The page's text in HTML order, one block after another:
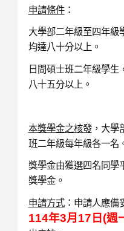
申請條件：
大學部二年級至四年級
均達八十分以上。
日間碩士班二年級學生
八十五分以上。
本獎學金之核發，大學
班二年級每年級各一名
獎學金由獲選四名同學
獎學金。
申請方式：申請人應備
114年3月17日(週